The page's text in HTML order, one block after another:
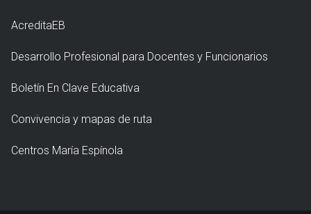
AcreditaEB
Desarrollo Profesional para Docentes y Funcionarios
Boletín En Clave Educativa
Convivencia y mapas de ruta
Centros María Espínola